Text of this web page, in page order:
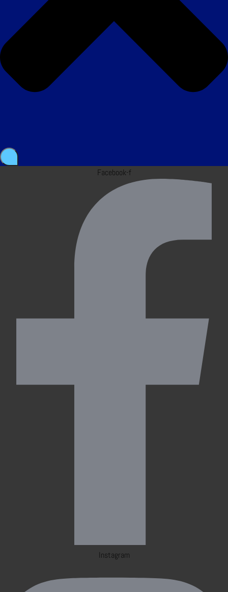
Facebook-f
Instagram